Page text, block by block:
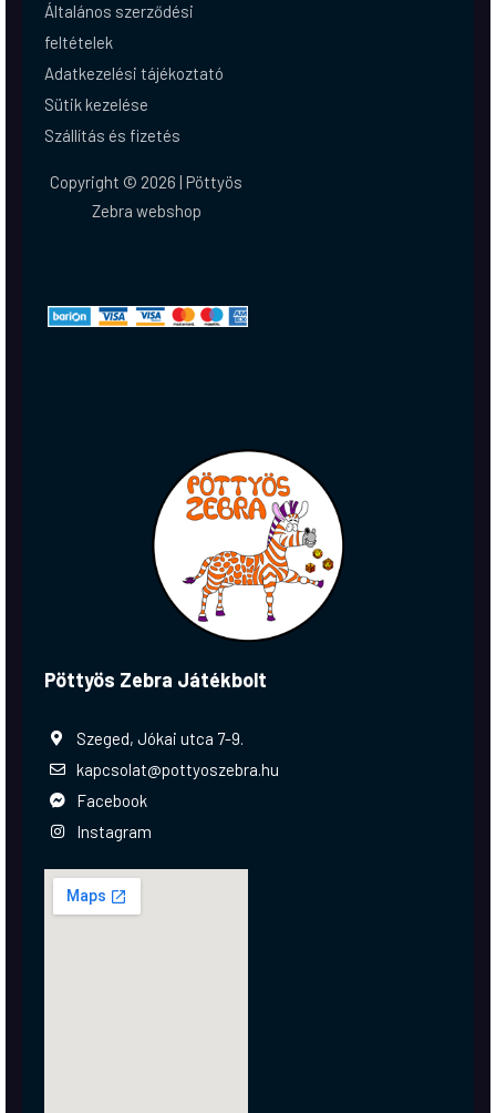
Általános szerződési
feltételek
Adatkezelési tájékoztató
Sütik kezelése
Szállítás és fizetés
Copyright © 2026 | Pöttyös
Zebra webshop
Pöttyös Zebra Játékbolt
Szeged, Jókai utca 7-9.
kapcsolat@pottyoszebra.hu
Facebook
Instagram